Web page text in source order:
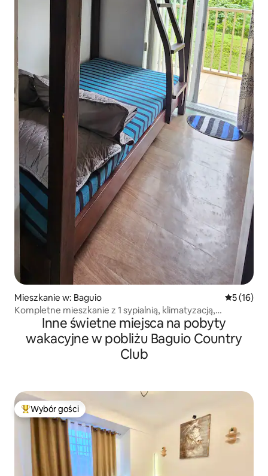
Mieszkanie w: Baguio Średnia
5 (16)
Kompletne mieszkanie z 1 sypialnią, klimatyzacją,
balkonem i Netflixem w pobliżu SM
Inne świetne miejsca na pobyty
wakacyjne w pobliżu Baguio Country
Club
Najpopularniejsze z kategorii Wybór gości
Wybór gości